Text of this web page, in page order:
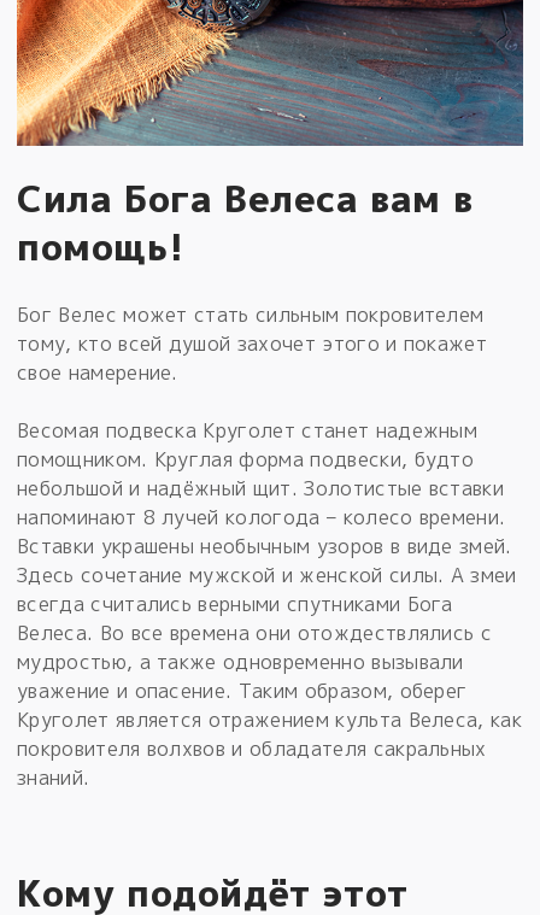
Сила Бога Велеса вам в
помощь!
Бог Велес может стать сильным покровителем
тому, кто всей душой захочет этого и покажет
свое намерение.
Весомая подвеска Круголет станет надежным
помощником. Круглая форма подвески, будто
небольшой и надёжный щит. Золотистые вставки
напоминают 8 лучей кологода – колесо времени.
Вставки украшены необычным узоров в виде змей.
Здесь сочетание мужской и женской силы. А змеи
всегда считались верными спутниками Бога
Велеса. Во все времена они отождествлялись с
мудростью, а также одновременно вызывали
уважение и опасение. Таким образом, оберег
Круголет является отражением культа Велеса, как
покровителя волхвов и обладателя сакральных
знаний.
Кому подойдёт этот